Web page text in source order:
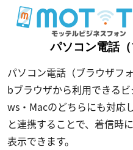
パソコン電話（
パソコン電話（ブラウザフ
bブラウザから利用できる
ws・Macのどちらにも対応
と連携することで、着信時
表示できます。